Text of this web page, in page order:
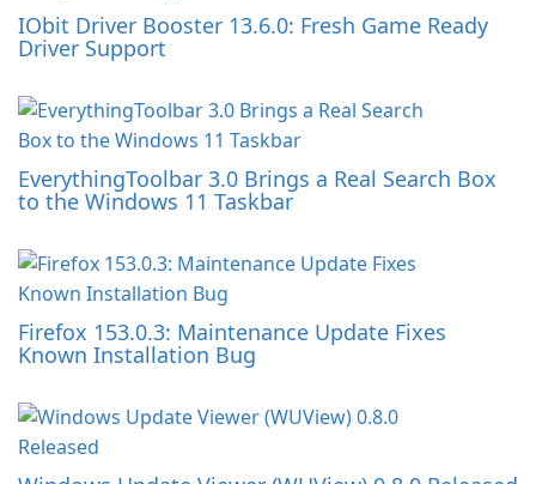
IObit Driver Booster 13.6.0: Fresh Game Ready
Driver Support
EverythingToolbar 3.0 Brings a Real Search Box
to the Windows 11 Taskbar
Firefox 153.0.3: Maintenance Update Fixes
Known Installation Bug